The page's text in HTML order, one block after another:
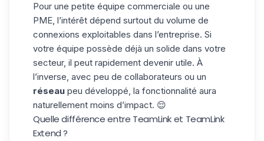
Pour une petite équipe commerciale ou une
PME, l’intérêt dépend surtout du volume de
connexions exploitables dans l’entreprise. Si
votre équipe possède déjà un solide dans votre
secteur, il peut rapidement devenir utile. À
l’inverse, avec peu de collaborateurs ou un
réseau peu développé, la fonctionnalité aura
naturellement moins d’impact. 😌
Quelle différence entre TeamLink et TeamLink
Extend ?